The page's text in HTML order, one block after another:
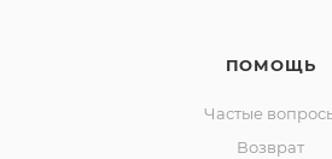
ПОМОЩЬ
Частые
Возврат